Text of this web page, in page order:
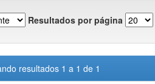
Resultados por página
resultados 1 a 1 de 1